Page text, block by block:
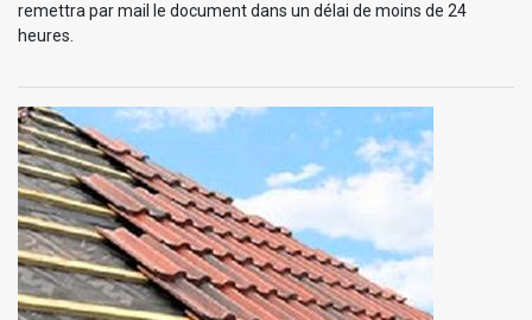
remettra par mail le document dans un délai de moins de 24
heures.